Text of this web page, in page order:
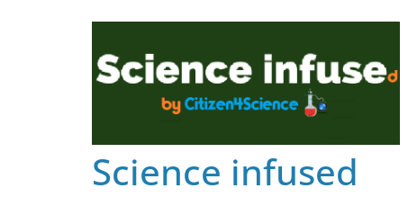
Science infused